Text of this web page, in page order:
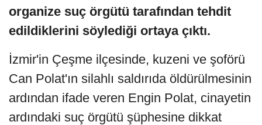
organize suç örgütü tarafından tehdit
edildiklerini söylediği ortaya çıktı.
İzmir'in Çeşme ilçesinde, kuzeni ve şoförü
Can Polat'ın silahlı saldırıda öldürülmesinin
ardından ifade veren Engin Polat, cinayetin
ardındaki suç örgütü şüphesine dikkat